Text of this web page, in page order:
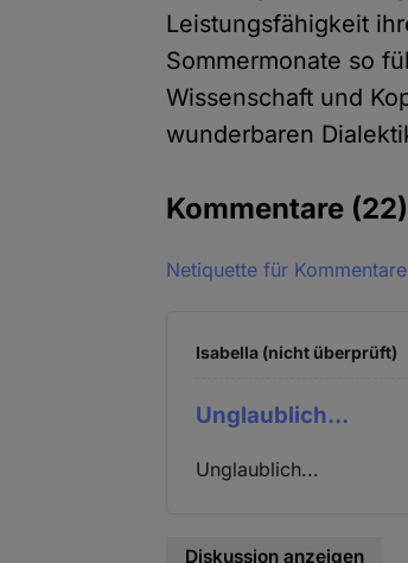
Leistungsfähigkeit
Sommermonate so
Wissenschaft und
wunderbaren
Kommentare (22)
Netiquette für Kommentare
Isabella (nicht überprüft)
Unglaublich...
Unglaublich...
Diskussion anzeigen